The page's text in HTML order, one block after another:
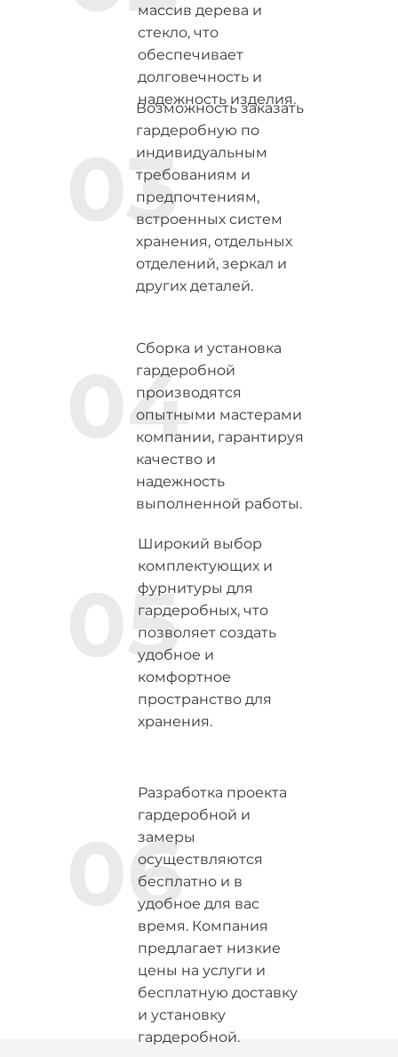
массив дерева и
стекло, что
обеспечивает
долговечность и
надежность изделия.
Возможность заказать
гардеробную по
индивидуальным
требованиям и
предпочтениям,
встроенных систем
хранения, отдельных
отделений, зеркал и
других деталей.
Сборка и установка
гардеробной
производятся
опытными мастерами
компании, гарантируя
качество и
надежность
выполненной работы.
Широкий выбор
комплектующих и
фурнитуры для
гардеробных, что
позволяет создать
удобное и
комфортное
пространство для
хранения.
Разработка проекта
гардеробной и
замеры
осуществляются
бесплатно и в
удобное для вас
время. Компания
предлагает низкие
цены на услуги и
бесплатную доставку
и установку
гардеробной.
03
04
05
06